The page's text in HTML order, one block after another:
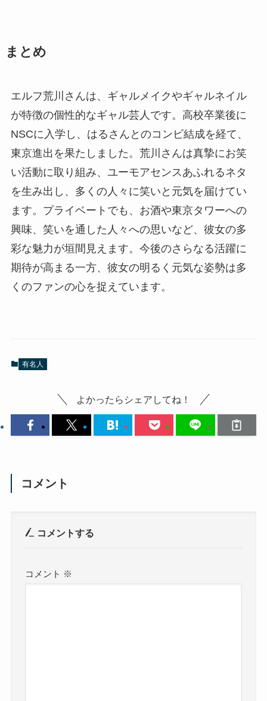
まとめ
エルフ荒川さんは、ギャルメイクやギャルネイル
が特徴の個性的なギャル芸人です。高校卒業後に
NSCに入学し、はるさんとのコンビ結成を経て、
東京進出を果たしました。荒川さんは真摯にお笑
い活動に取り組み、ユーモアセンスあふれるネタ
を生み出し、多くの人々に笑いと元気を届けてい
ます。プライベートでも、お酒や東京タワーへの
興味、笑いを通した人々への思いなど、彼女の多
彩な魅力が垣間見えます。今後のさらなる活躍に
期待が高まる一方、彼女の明るく元気な姿勢は多
くのファンの心を捉えています。
有名人
よかったらシェアしてね！
コメント
コメントする
コメント ※